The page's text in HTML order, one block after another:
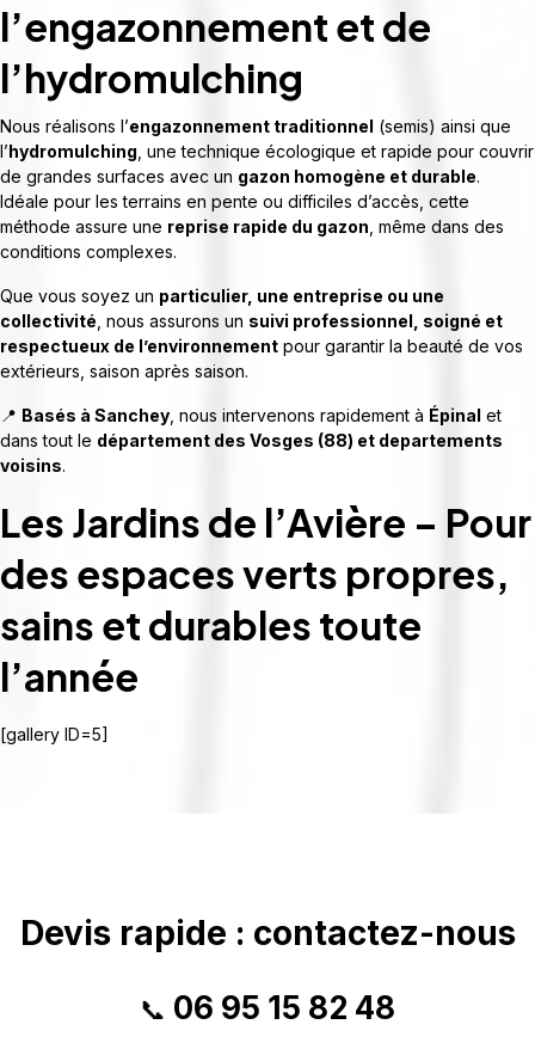
l’engazonnement et de
l’hydromulching
Nous réalisons l’engazonnement traditionnel (semis) ainsi que
l’hydromulching , une technique écologique et rapide pour couvrir
de grandes surfaces avec un gazon homogène et durable.
Idéale pour les terrains en pente ou difficiles d’accès, cette
méthode assure une reprise rapide du gazon , même dans des
conditions complexes.
Que vous soyez un particulier, une entreprise ou une
collectivité , nous assurons un suivi professionnel, soigné et
respectueux de l’environnement pour garantir la beauté de vos
extérieurs, saison après saison.
📍 Basés à Sanchey , nous intervenons rapidement à Épinal et
dans tout le département des Vosges (88) et departements
voisins.
Les Jardins de l’Avière – Pour
des espaces verts propres,
sains et durables toute
l’année
[gallery ID=5]
Devis rapide : contactez-nous
📞 06 95 15 82 48